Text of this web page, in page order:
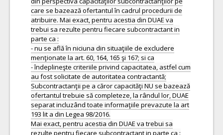
care se bazează ofertantul în cadrul procedurii de
atribuire. Mai exact, pentru acestia din DUAE va
trebui sa rezulte pentru fiecare subcontractant in
parte ca :
- nu se află în niciuna din situaţiile de excludere
menţionate la art. 60, 164, 165 şi 167; si ca
- îndeplineşte criteriile privind capacitatea, astfel cum
au fost solicitate de autoritatea contractantă;
Subcontractanţii pe a căror capacităţi NU se bazează
ofertantul trebuie să completeze, la rândul lor, DUAE
separat incluzând toate informaţiile prevazute la art
193 lit a din Legea 98/2016.
Mai exact, pentru acestia din DUAE va trebui sa
rezulte pentru fiecare subcontractant in parte ca :